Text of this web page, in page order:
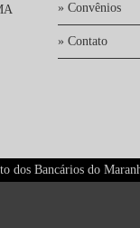
» Convênios
» Contato
dos Bancários do